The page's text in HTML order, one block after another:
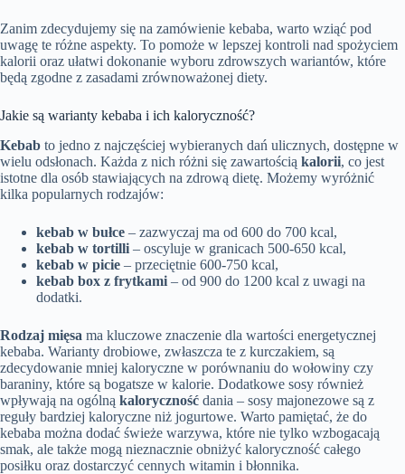
Zanim zdecydujemy się na zamówienie kebaba, warto wziąć pod
uwagę te różne aspekty. To pomoże w lepszej kontroli nad spożyciem
kalorii oraz ułatwi dokonanie wyboru zdrowszych wariantów, które
będą zgodne z zasadami zrównoważonej diety.
Jakie są warianty kebaba i ich kaloryczność?
Kebab to jedno z najczęściej wybieranych dań ulicznych, dostępne w
wielu odsłonach. Każda z nich różni się zawartością kalorii, co jest
istotne dla osób stawiających na zdrową dietę. Możemy wyróżnić
kilka popularnych rodzajów:
kebab w bułce – zazwyczaj ma od 600 do 700 kcal,
kebab w tortilli – oscyluje w granicach 500-650 kcal,
kebab w picie – przeciętnie 600-750 kcal,
kebab box z frytkami – od 900 do 1200 kcal z uwagi na
dodatki.
Rodzaj mięsa ma kluczowe znaczenie dla wartości energetycznej
kebaba. Warianty drobiowe, zwłaszcza te z kurczakiem, są
zdecydowanie mniej kaloryczne w porównaniu do wołowiny czy
baraniny, które są bogatsze w kalorie. Dodatkowe sosy również
wpływają na ogólną kaloryczność dania – sosy majonezowe są z
reguły bardziej kaloryczne niż jogurtowe. Warto pamiętać, że do
kebaba można dodać świeże warzywa, które nie tylko wzbogacają
smak, ale także mogą nieznacznie obniżyć kaloryczność całego
posiłku oraz dostarczyć cennych witamin i błonnika.